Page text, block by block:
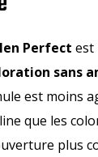
Perfect est
sans
est moins
que les
plus